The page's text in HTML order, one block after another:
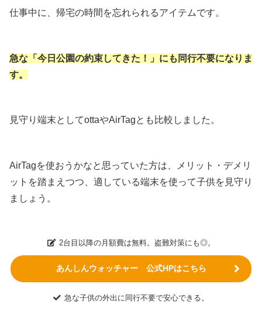
仕事中に、帰宅の時間を忘れられるアイテムです。
急な「今日公園の約束してきた！」にも同行不要になりま
す。
見守り端末としてottaやAirTagとも比較しました。
AirTagを使おうかなと思っていた方は、メリット・デメリ
ットを踏まえつつ、適している端末を使って子供を見守り
ましょう。
2台目以降の月額費は無料。盗難対策にも◎。
あんしんウォッチャー 公式HPはこちら
急な子供の外出に同行不要で安心できる。